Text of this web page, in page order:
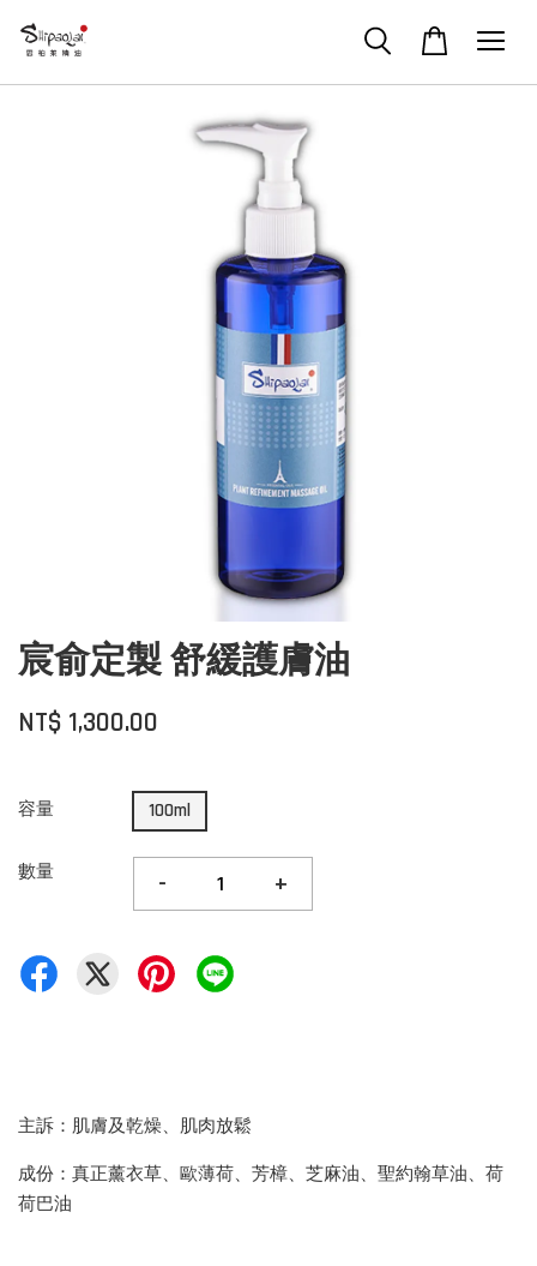
宸俞定製 舒緩護膚油
NT$ 1,300.00
容量 100ml
數量 - +
主訴：肌膚及乾燥、肌肉放鬆
成份：真正薰衣草、歐薄荷、芳樟、芝麻油、聖約翰草油、荷
荷巴油